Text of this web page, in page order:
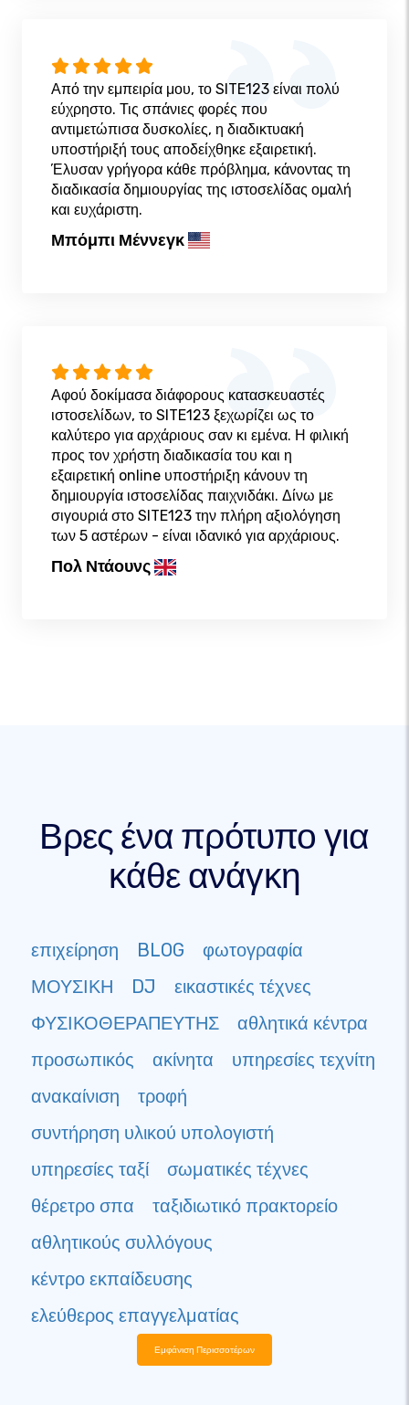
Από την εμπειρία μου, το SITE123 είναι πολύ
εύχρηστο. Τις σπάνιες φορές που
αντιμετώπισα δυσκολίες, η διαδικτυακή
υποστήριξή τους αποδείχθηκε εξαιρετική.
Έλυσαν γρήγορα κάθε πρόβλημα, κάνοντας τη
διαδικασία δημιουργίας της ιστοσελίδας ομαλή
και ευχάριστη.
Μπόμπι Μέννεγκ
Αφού δοκίμασα διάφορους κατασκευαστές
ιστοσελίδων, το SITE123 ξεχωρίζει ως το
καλύτερο για αρχάριους σαν κι εμένα. Η φιλική
προς τον χρήστη διαδικασία του και η
εξαιρετική online υποστήριξη κάνουν τη
δημιουργία ιστοσελίδας παιχνιδάκι. Δίνω με
σιγουριά στο SITE123 την πλήρη αξιολόγηση
των 5 αστέρων - είναι ιδανικό για αρχάριους.
Πολ Ντάουνς
Βρες ένα πρότυπο για
κάθε ανάγκη
επιχείρηση BLOG
φωτογραφία
ΜΟΥΣΙΚΗ
DJ
εικαστικές τέχνες
ΦΥΣΙΚΟΘΕΡΑΠΕΥΤΗΣ
αθλητικά κέντρα
προσωπικός
ακίνητα
υπηρεσίες τεχνίτη
ανακαίνιση
τροφή
συντήρηση υλικού υπολογιστή
υπηρεσίες ταξί
σωματικές τέχνες
θέρετρο σπα
ταξιδιωτικό πρακτορείο
αθλητικούς συλλόγους
κέντρο εκπαίδευσης
ελεύθερος επαγγελματίας
Εμφάνιση Περισσοτέρων